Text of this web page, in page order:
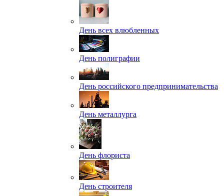
День всех влюбленных
День полиграфии
День российского предпринимательства
День металлурга
День флориста
День строителя